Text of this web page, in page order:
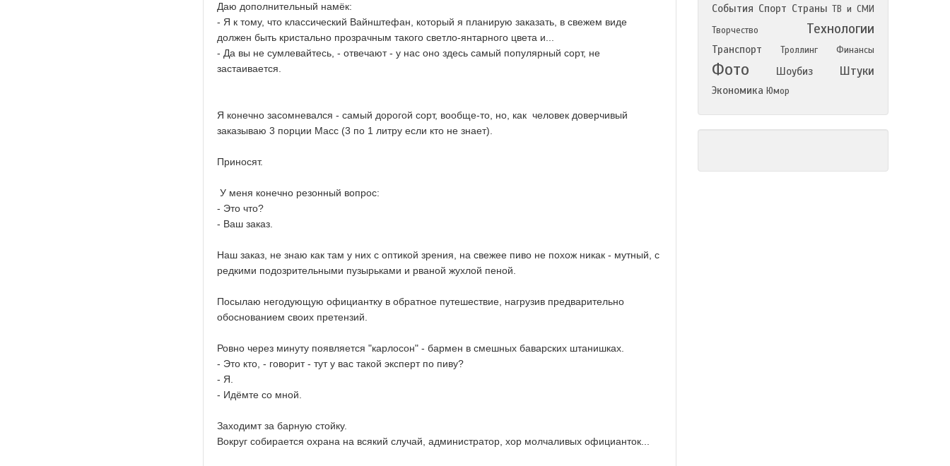
Даю дополнительный намёк:
- Я к тому, что классический Вайнштефан, который я планирую заказать, в свежем виде
должен быть кристально прозрачным такого светло-янтарного цвета и...
- Да вы не сумлевайтесь, - отвечают - у нас оно здесь самый популярный сорт, не
застаивается.
Я конечно засомневался - самый дорогой сорт, вообще-то, но, как человек доверчивый
заказываю 3 порции Масс (3 по 1 литру если кто не знает).
Приносят.
У меня конечно резонный вопрос:
- Это что?
- Ваш заказ.
Наш заказ, не знаю как там у них с оптикой зрения, на свежее пиво не похож никак - мутный, с
редкими подозрительными пузырьками и рваной жухлой пеной.
Посылаю негодующую официантку в обратное путешествие, нагрузив предварительно
обоснованием своих претензий.
Ровно через минуту появляется "карлосон" - бармен в смешных баварских штанишках.
- Это кто, - говорит - тут у вас такой эксперт по пиву?
- Я.
- Идёмте со мной.
Заходимт за барную стойку.
Вокруг собирается охрана на всякий случай, администратор, хор молчаливых официанток...
События Спорт Страны ТВ и СМИ
Творчество
Технологии
Транспорт Троллинг Финансы
Фото Шоубиз Штуки
Экономика Юмор